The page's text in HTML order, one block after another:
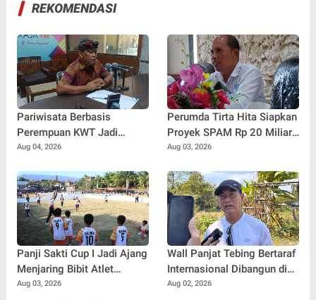
REKOMENDASI
Pariwisata Berbasis
Perempuan KWT Jadi
Motor Penggerak Ekonomi
Aug 04, 2026
Perumda Tirta Hita Siapkan
Proyek SPAM Rp 20 Miliar,
Pasokan Air Banyuning dan
Stabil
Aug 03, 2026
Panji Sakti Cup I Jadi Ajang
Menjaring Bibit Atlet
Baseball Muda Buleleng
Aug 03, 2026
Wall Panjat Tebing Bertaraf
Internasional Dibangun di
Buleleng, Dukung Sport
Aug 02, 2026